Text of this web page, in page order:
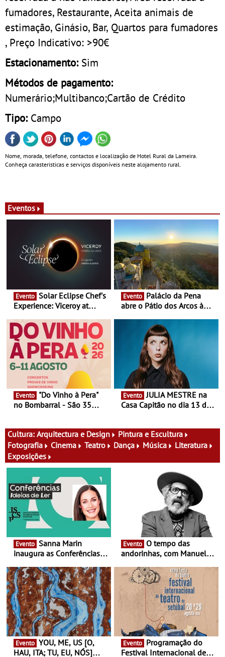
fumadores, Restaurante, Aceita animais de
estimação, Ginásio, Bar, Quartos para fumadores
, Preço Indicativo: >90€
Estacionamento: Sim
Métodos de pagamento:
Numerário;Multibanco;Cartão de Crédito
Tipo: Campo
Nome, morada, telefone, contactos e localização de Hotel Rural da Lameira.
Conheça carasteristicas e serviços disponíveis neste alojamento rural.
Eventos
Evento
Experience: Viceroy at
Michelin para uma noite
exclusiva
Evento
abre o Pátio dos Arcos à
Evento
no Bombarral - São 35
experiências
Evento JULIA MESTRE na
Casa Capitão no dia 13 de
Cultura: Arquitectura e Design
Pintura e Escultura
Fotografia
Cinema Teatro Dança Música
Literatura
Exposições
Evento
inaugura as Conferências
Antiga primeira-ministra da
Finlândia é a convidada da
primeira edição do novo
ciclo de debates dedicado
aos grandes temas do
nosso tempo
Evento
andorinhas, com Manuel
Atum - Concerto
performance na MAAT
Gallery a 3 de Setembro,
19:30
Evento
HAU, ITA; TU, EU, NÓS]
Evento
Festival Internacional de